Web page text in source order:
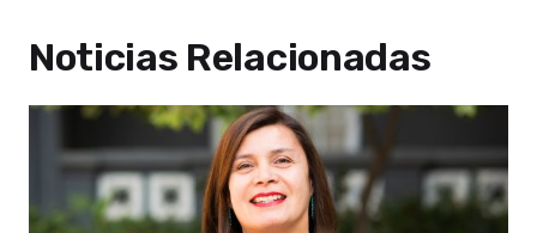
Noticias Relacionadas